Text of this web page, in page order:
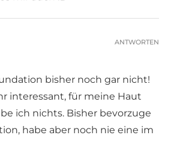
bisher noch gar nicht!
interessant, für meine Haut
ich nichts. Bisher bevorzuge
habe aber noch nie eine im
ANTWORTEN